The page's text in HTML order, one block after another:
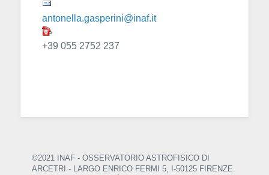
antonella.gasperini@inaf.it
+39 055 2752 237
©2021 INAF - OSSERVATORIO ASTROFISICO DI
ARCETRI - LARGO ENRICO FERMI 5, I-50125 FIRENZE.